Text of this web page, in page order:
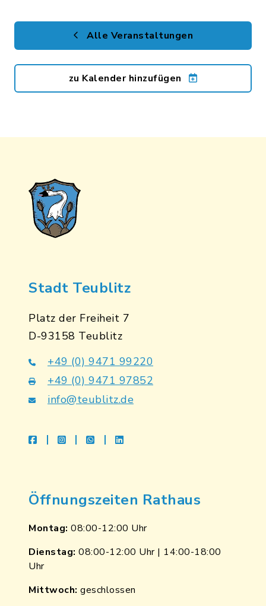
Alle Veranstaltungen
zu Kalender hinzufügen
Stadt Teublitz
Platz der Freiheit 7
D-93158 Teublitz
+49 (0) 9471 99220
+49 (0) 9471 97852
info@teublitz.de
facebookinstagramwhatsapplinkedin
Öffnungszeiten Rathaus
Montag: 08:00-12:00 Uhr
Dienstag: 08:00-12:00 Uhr | 14:00-18:00
Uhr
Mittwoch: geschlossen